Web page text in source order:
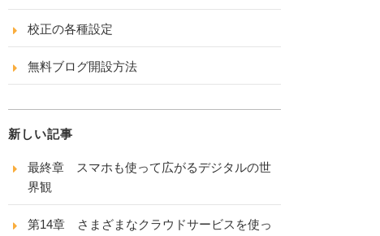
校正の各種設定
無料ブログ開設方法
新しい記事
最終章 スマホも使って広がるデジタルの世
界観
第14章 さまざまなクラウドサービスを使っ